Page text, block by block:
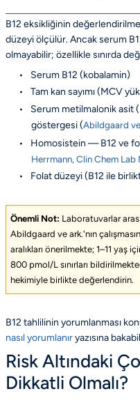
B12 eksikliğinin
düzeyi ölçülür. Ancak serum
olmayabilir; özellikle sınırda
•
Serum B12 (kobalamin)
•
Tam kan sayımı (MCV
•
Serum metilmalonik asit
göstergesi (Abildgaard
•
Homosistein — B12 ve
Herrmann, Clin Chem Lab
•
Folat düzeyi (B12 ile
Önemli Not: Laboratuvarlar
Abildgaard ve ark.'nın
aralıkları önerilmekte; 1–11 yaş
800 pmol/L sınırları
hekimiyle birlikte değerlendirin.
B12 tahlilinin yorumlanması
nasıl yorumlanıryazısına
Risk Altındaki
Dikkatli Olmalı?